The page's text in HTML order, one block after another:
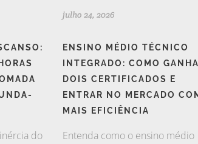
do
julho 24, 2026
ENSINO MÉDIO TÉCNICO
INTEGRADO: COMO
DOIS CERTIFICADOS E
ENTRAR NO MERCADO
MAIS EFICIÊNCIA
Entenda como o ensino médio